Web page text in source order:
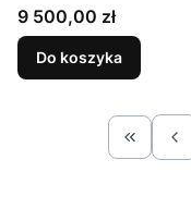
Cena
9 500,00 zł
Do koszyka
Wróć